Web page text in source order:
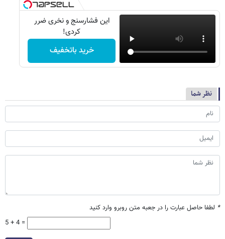
این فشارسنج و نخری ضرر
کردی!
خرید باتخفیف
نظر شما
* لطفا حاصل عبارت را در جعبه متن روبرو وارد کنید
5 + 4 =